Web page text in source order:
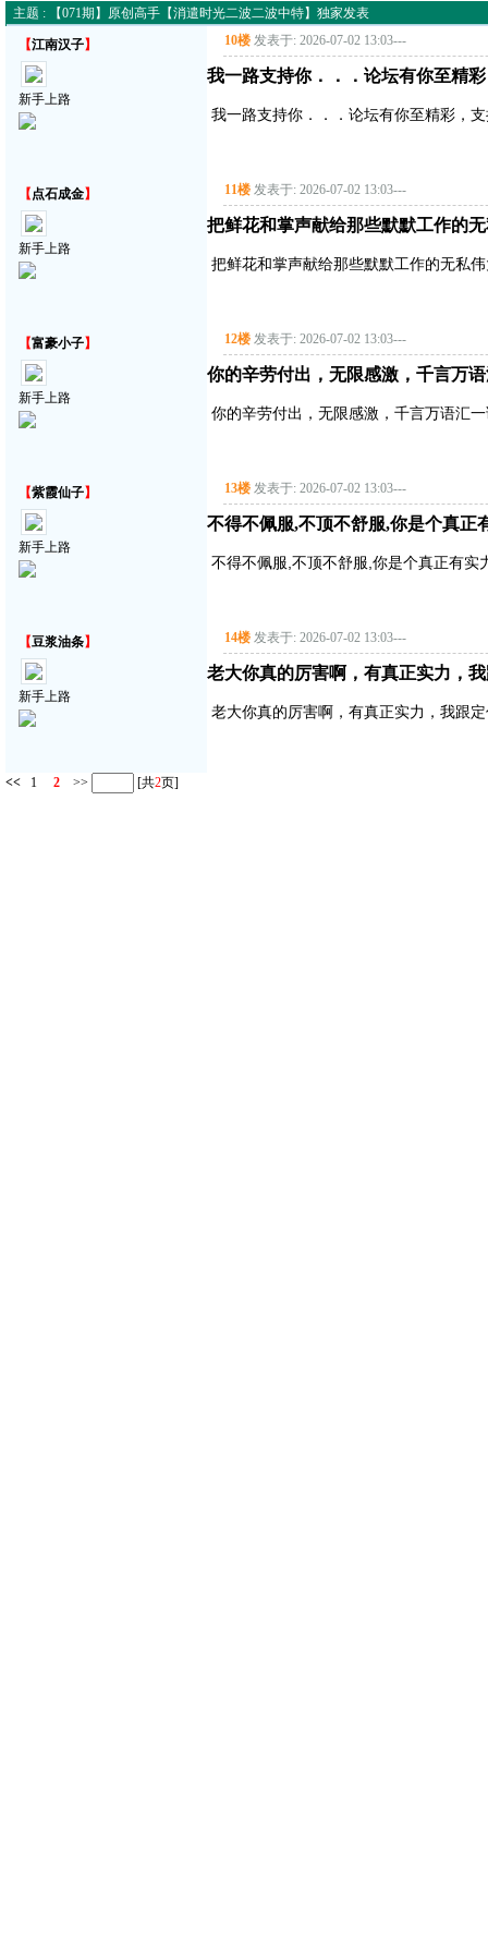
主题 : 【071期】原创高手【消遣时光二波二波中特】独家发表
【江南汉子】
新手上路
10楼 发表于: 2026-07-02 13:03---
我一路支持你．．．论坛有你至精
我一路支持你．．．论坛有你至精彩，
【点石成金】
新手上路
11楼 发表于: 2026-07-02 13:03---
把鲜花和掌声献给那些默默工作的
把鲜花和掌声献给那些默默工作的无私
【富豪小子】
新手上路
12楼 发表于: 2026-07-02 13:03---
你的辛劳付出，无限感激，千言万
你的辛劳付出，无限感激，千言万语汇
【紫霞仙子】
新手上路
13楼 发表于: 2026-07-02 13:03---
不得不佩服,不顶不舒服,你是个真正
不得不佩服,不顶不舒服,你是个真正有实
【豆浆油条】
新手上路
14楼 发表于: 2026-07-02 13:03---
老大你真的厉害啊，有真正实力，
老大你真的厉害啊，有真正实力，我跟
<< 1 2 >> [共2页]